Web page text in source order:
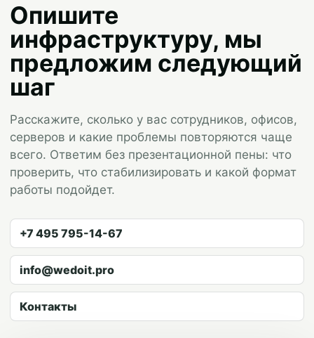
Опишите
инфраструктуру, мы
предложим следующий
шаг
Расскажите, сколько у вас сотрудников, офисов,
серверов и какие проблемы повторяются чаще
всего. Ответим без презентационной пены: что
проверить, что стабилизировать и какой формат
работы подойдет.
+7 495 795-14-67
info@wedoit.pro
Контакты